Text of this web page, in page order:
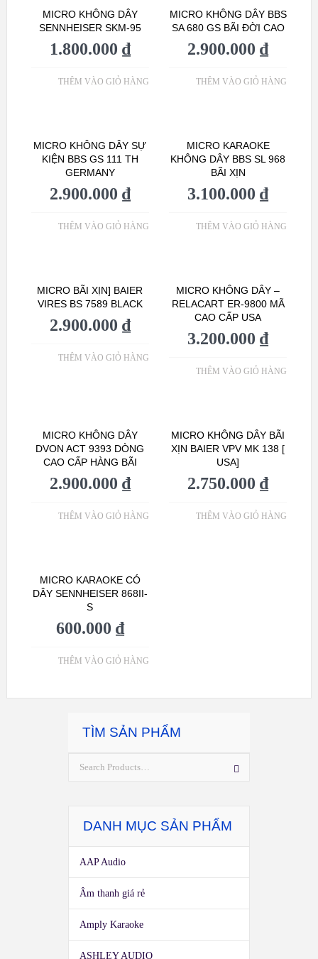
MICRO KHÔNG DÂY
SENNHEISER SKM-95
1.800.000 ₫
THÊM VÀO GIỎ HÀNG
MICRO KHÔNG DÂY BBS
SA 680 GS BÃI ĐỜI CAO
2.900.000₫
THÊM VÀO GIỎ HÀNG
MICRO KHÔNG DÂY SỰ
KIỆN BBS GS 111 TH
GERMANY
2.900.000 ₫
THÊM VÀO GIỎ HÀNG
MICRO KARAOKE
KHÔNG DÂY BBS SL 968
BÃI XỊN
3.100.000₫
THÊM VÀO GIỎ HÀNG
MICRO BÃI XỊN] BAIER
VIRES BS 7589 BLACK
2.900.000 ₫
THÊM VÀO GIỎ HÀNG
MICRO KHÔNG DÂY –
RELACART ER-9800 MÃ
CAO CẤP USA
3.200.000₫
THÊM VÀO GIỎ HÀNG
MICRO KHÔNG DÂY
DVON ACT 9393 DÒNG
CAO CẤP HÀNG BÃI
2.900.000 ₫
THÊM VÀO GIỎ HÀNG
MICRO KHÔNG DÂY BÃI
XỊN BAIER VPV MK 138 [
USA]
2.750.000₫
THÊM VÀO GIỎ HÀNG
MICRO KARAOKE CÓ
DÂY SENNHEISER 868II-
S
600.000 ₫
THÊM VÀO GIỎ HÀNG
TÌM SẢN PHẨM
DANH MỤC SẢN PHẨM
AAP Audio
Âm thanh giá rẻ
Amply Karaoke
ASHLEY AUDIO